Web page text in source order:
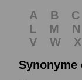
A B C
L
M N
V
W X